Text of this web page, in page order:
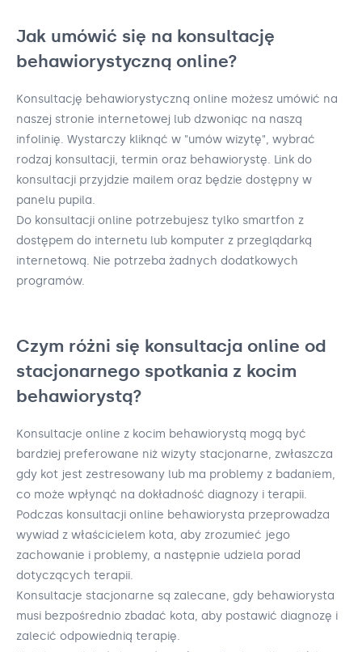
Jak umówić się na konsultację
behawiorystyczną online?
Konsultację behawiorystyczną online możesz umówić na
naszej stronie internetowej lub dzwoniąc na naszą
infolinię. Wystarczy kliknąć w "umów wizytę", wybrać
rodzaj konsultacji, termin oraz behawiorystę. Link do
konsultacji przyjdzie mailem oraz będzie dostępny w
panelu pupila.
Do konsultacji online potrzebujesz tylko smartfon z
dostępem do internetu lub komputer z przeglądarką
internetową. Nie potrzeba żadnych dodatkowych
programów.
Czym różni się konsultacja online od
stacjonarnego spotkania z kocim
behawiorystą?
Konsultacje online z kocim behawiorystą mogą być
bardziej preferowane niż wizyty stacjonarne, zwłaszcza
gdy kot jest zestresowany lub ma problemy z badaniem,
co może wpłynąć na dokładność diagnozy i terapii.
Podczas konsultacji online behawiorysta przeprowadza
wywiad z właścicielem kota, aby zrozumieć jego
zachowanie i problemy, a następnie udziela porad
dotyczących terapii.
Konsultacje stacjonarne są zalecane, gdy behawiorysta
musi bezpośrednio zbadać kota, aby postawić diagnozę i
zalecić odpowiednią terapię.